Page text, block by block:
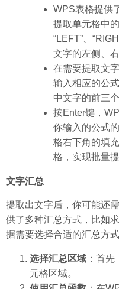
WPS表格提供
提取单元格中
“LEFT”、
文字的左侧、
在需要提取文
输入相应的公
中文字的前三
按Enter键，
你输入的公式
格右下角的填
格，实现批量提
文字汇总
提取出文字后，你可能还
供了多种汇总方式，比如
据需要选择合适的汇总方式
选择汇总区域 ：首
元格区域。